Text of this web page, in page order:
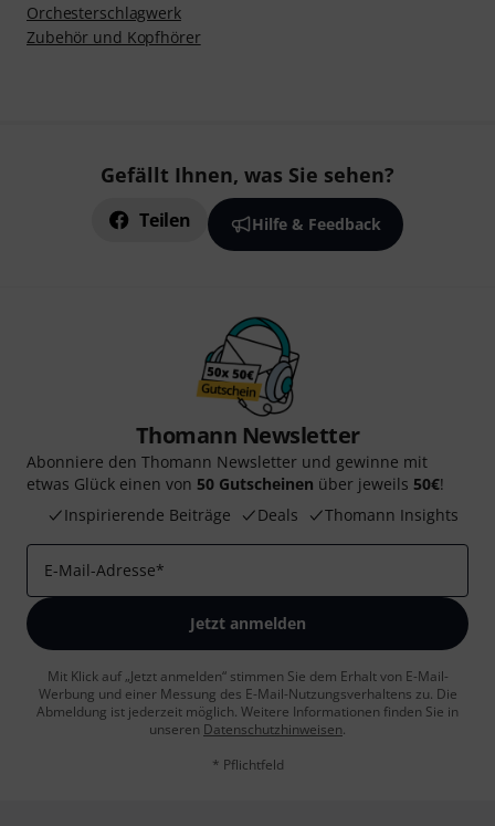
Orchesterschlagwerk
Zubehör und Kopfhörer
Gefällt Ihnen, was Sie sehen?
Teilen Hilfe & Feedback
Thomann Newsletter
Abonniere den Thomann Newsletter und gewinne mit
etwas Glück einen von 50 Gutscheinen über jeweils 50€!
Inspirierende Beiträge
Deals Thomann Insights
E-Mail-Adresse*
Jetzt anmelden
Mit Klick auf „Jetzt anmelden“ stimmen Sie dem Erhalt von E-Mail-
Werbung und einer Messung des E-Mail-Nutzungsverhaltens zu. Die
Abmeldung ist jederzeit möglich. Weitere Informationen finden Sie in
unseren Datenschutzhinweisen.
* Pflichtfeld